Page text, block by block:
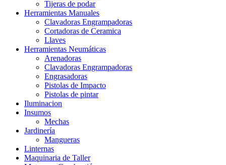
Tijeras de podar
Herramientas Manuales
Clavadoras Engrampadoras
Cortadoras de Ceramica
Llaves
Herramientas Neumáticas
Arenadoras
Clavadoras Engrampadoras
Engrasadoras
Pistolas de Impacto
Pistolas de pintar
Iluminacion
Insumos
Mechas
Jardinería
Mangueras
Linternas
Maquinaria de Taller